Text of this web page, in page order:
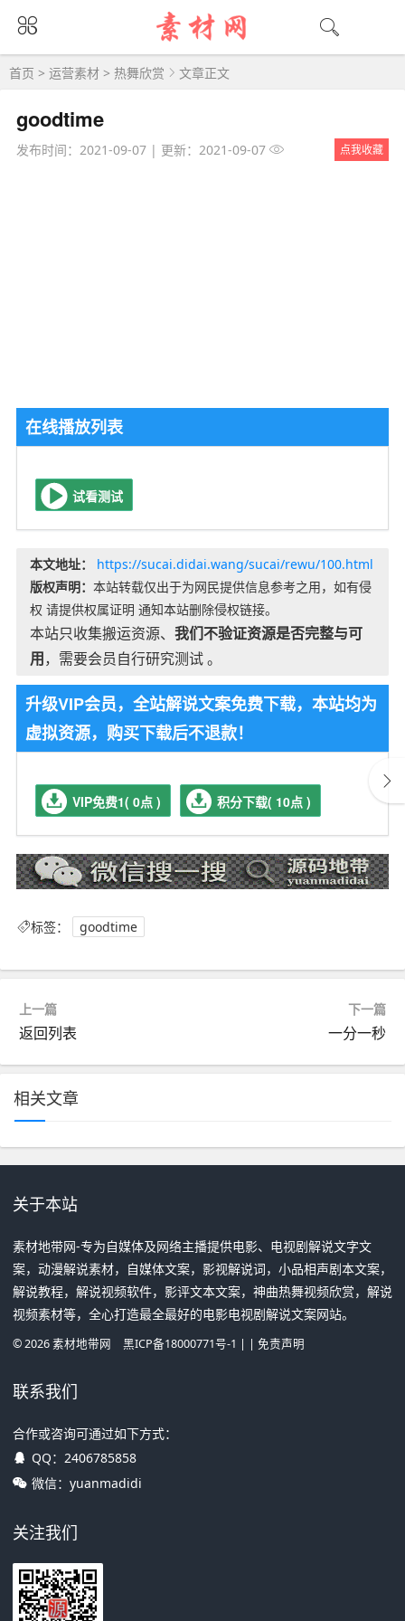
首页 > 运营素材 > 热舞欣赏 文章正文
goodtime
发布时间：2021-09-07| 更新：2021-09-07 点我收藏
在线播放列表
试看测试
本文地址：
https://sucai.didai.wang/sucai/rewu/100.html
版权声明： 本站转载仅出于为网民提供信息参考之用，如有侵
权 请提供权属证明 通知本站删除侵权链接。
本站只收集搬运资源、 我们不验证资源是否完整与可
用，需要会员自行研究测试 。
升级VIP会员，全站解说文案免费下载，本站均为
虚拟资源，购买下载后不退款！
VIP免费1( 0点 ) 积分下载( 10点 )
标签： goodtime
上一篇
返回列表
下一篇
一分一秒
相关文章
关于本站
素材地带网-专为自媒体及网络主播提供电影、电视剧解说文字文
案，动漫解说素材，自媒体文案，影视解说词，小品相声剧本文案，
解说教程，解说视频软件，影评文本文案，神曲热舞视频欣赏，解说
视频素材等，全心打造最全最好的电影电视剧解说文案网站。
©2026素材地带网 黑ICP备18000771号-1 | | 免责声明
联系我们
合作或咨询可通过如下方式：
QQ： 2406785858
微信：yuanmadidi
关注我们